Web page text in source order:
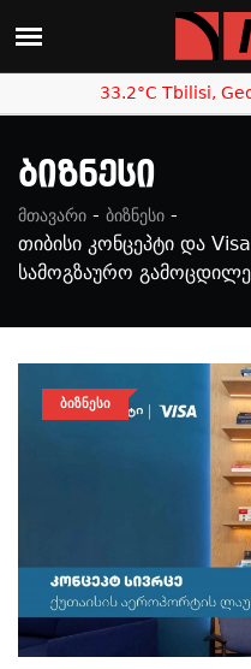
33.2°C Tbilisi,
Ბიზნესი
მთავარი - ბიზნესი -
თიბისი კონცეპტი და
სამოგზაურო
ᲑᲘᲖᲜᲔᲡᲘ